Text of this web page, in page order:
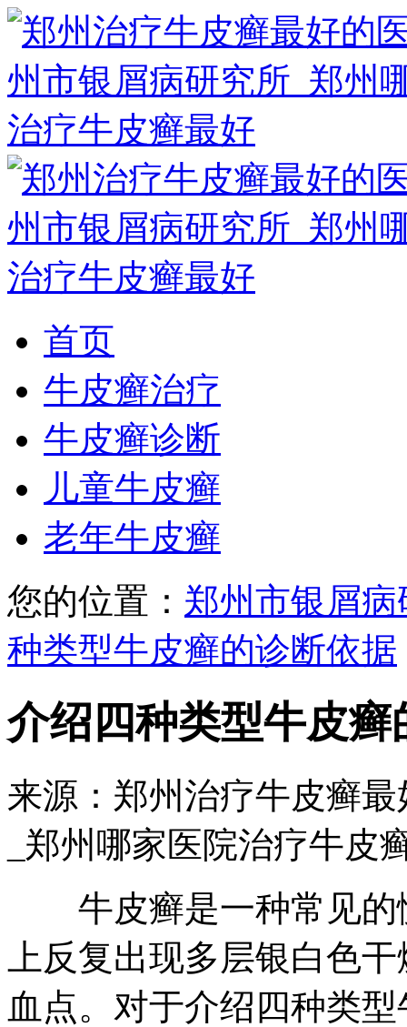
首页
牛皮癣治疗
牛皮癣诊断
儿童牛皮癣
老年牛皮癣
您的位置： 郑州市银屑病
种类型牛皮癣的诊断依据
介绍四种类型牛皮癣
来源：郑州治疗牛皮癣
_郑州哪家医院治疗牛皮
牛皮癣是一种常见的
上反复出现多层银白色
血点。对于介绍四种类